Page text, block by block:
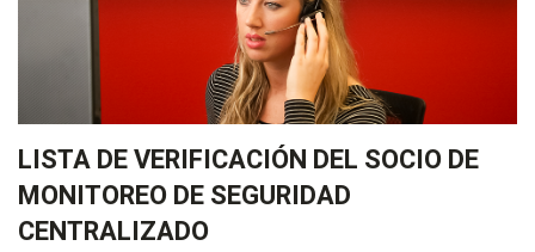
LISTA DE VERIFICACIÓN DEL SOCIO DE
MONITOREO DE SEGURIDAD
CENTRALIZADO